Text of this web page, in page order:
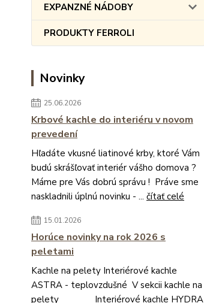
EXPANZNÉ NÁDOBY
PRODUKTY FERROLI
Novinky
25.06.2026
Krbové kachle do interiéru v novom
prevedení
Hľadáte vkusné liatinové krby, ktoré Vám
budú skrášľovať interiér vášho domova ?
Máme pre Vás dobrú správu ! Práve sme
naskladnili úplnú novinku - ... čítať celé
15.01.2026
Horúce novinky na rok 2026 s
peletami
Kachle na pelety Interiérové kachle
ASTRA - teplovzdušné V sekcii kachle na
pelety Interiérové kachle HYDRA